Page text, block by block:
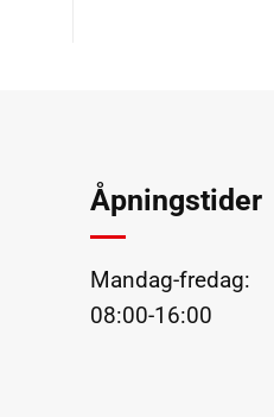
Åpningstider
Mandag-fredag:
08:00-16:00